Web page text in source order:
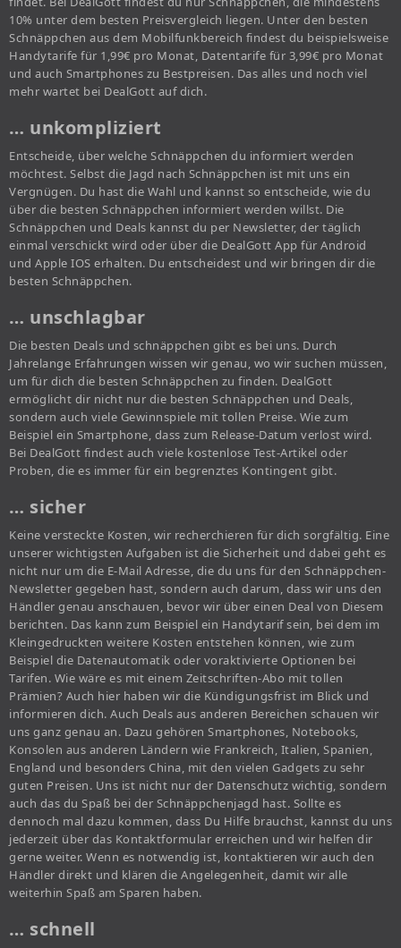
10% unter dem besten Preisvergleich liegen. Unter den besten
Schnäppchen aus dem Mobilfunkbereich findest du beispielsweise
Handytarife für 1,99€ pro Monat, Datentarife für 3,99€ pro Monat
und auch Smartphones zu Bestpreisen. Das alles und noch viel
mehr wartet bei DealGott auf dich.
… unkompliziert
Entscheide, über welche Schnäppchen du informiert werden
möchtest. Selbst die Jagd nach Schnäppchen ist mit uns ein
Vergnügen. Du hast die Wahl und kannst so entscheide, wie du
über die besten Schnäppchen informiert werden willst. Die
Schnäppchen und Deals kannst du per Newsletter, der täglich
einmal verschickt wird oder über die DealGott App für Android
und Apple IOS erhalten. Du entscheidest und wir bringen dir die
besten Schnäppchen.
… unschlagbar
Die besten Deals und schnäppchen gibt es bei uns. Durch
Jahrelange Erfahrungen wissen wir genau, wo wir suchen müssen,
um für dich die besten Schnäppchen zu finden. DealGott
ermöglicht dir nicht nur die besten Schnäppchen und Deals,
sondern auch viele Gewinnspiele mit tollen Preise. Wie zum
Beispiel ein Smartphone, dass zum Release-Datum verlost wird.
Bei DealGott findest auch viele kostenlose Test-Artikel oder
Proben, die es immer für ein begrenztes Kontingent gibt.
… sicher
Keine versteckte Kosten, wir recherchieren für dich sorgfältig. Eine
unserer wichtigsten Aufgaben ist die Sicherheit und dabei geht es
nicht nur um die E-Mail Adresse, die du uns für den Schnäppchen-
Newsletter gegeben hast, sondern auch darum, dass wir uns den
Händler genau anschauen, bevor wir über einen Deal von Diesem
berichten. Das kann zum Beispiel ein Handytarif sein, bei dem im
Kleingedruckten weitere Kosten entstehen können, wie zum
Beispiel die Datenautomatik oder voraktivierte Optionen bei
Tarifen. Wie wäre es mit einem Zeitschriften-Abo mit tollen
Prämien? Auch hier haben wir die Kündigungsfrist im Blick und
informieren dich. Auch Deals aus anderen Bereichen schauen wir
uns ganz genau an. Dazu gehören Smartphones, Notebooks,
Konsolen aus anderen Ländern wie Frankreich, Italien, Spanien,
England und besonders China, mit den vielen Gadgets zu sehr
guten Preisen. Uns ist nicht nur der Datenschutz wichtig, sondern
auch das du Spaß bei der Schnäppchenjagd hast. Sollte es
dennoch mal dazu kommen, dass Du Hilfe brauchst, kannst du uns
jederzeit über das Kontaktformular erreichen und wir helfen dir
gerne weiter. Wenn es notwendig ist, kontaktieren wir auch den
Händler direkt und klären die Angelegenheit, damit wir alle
weiterhin Spaß am Sparen haben.
… schnell